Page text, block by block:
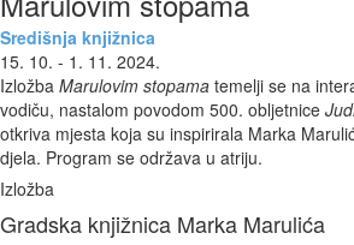
Središnja knjižnica
15. 10. - 1. 11. 2024.
Izložba Marulovim stopama temelji se na
vodiču, nastalom povodom 500. obljetnice
otkriva mjesta koja su inspirirala Marka
djela. Program se održava u atriju.
Izložba
Gradska knjižnica Marka Marulića